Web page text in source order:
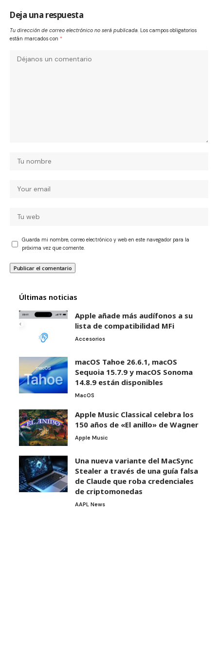
Deja una respuesta
Tu dirección de correo electrónico no será publicada. Los campos obligatorios
están marcados con *
Guarda mi nombre, correo electrónico y web en este navegador para la
próxima vez que comente.
Últimas noticias
Apple añade más audífonos a su
lista de compatibilidad MFi
Accesorios
macOS Tahoe 26.6.1, macOS
Sequoia 15.7.9 y macOS Sonoma
14.8.9 están disponibles
MacOS
Apple Music Classical celebra los
150 años de «El anillo» de Wagner
Apple Music
Una nueva variante del MacSync
Stealer a través de una guía falsa
de Claude que roba credenciales
de criptomonedas
AAPL News